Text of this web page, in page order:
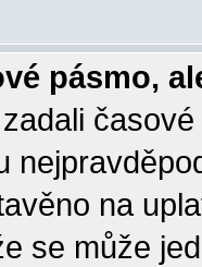
pásmo,
na
se může